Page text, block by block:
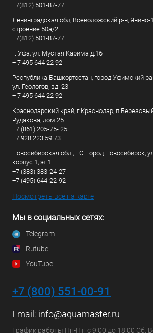
+7(812) 501-87-77
Ленинградская обл, Всеволожский р-н, Янино-
строение 50а/2
+7(812) 501-87-77
г. Уфа, ул. Мустая Карима д.16
+ 7 495 644 22 92
Республика Башкортостан, город Уфимский
ул. Геологов, зд. 23
+ 7 495 644 22 92
Краснодарский край, г Краснодар, п
Рудакова, дом 25
+7 (861) 205-75- 25
+7 928 223 59 73
Новосибирская обл., Г.О. Город Новосибирск,
корпус 1, эт.1.
+7 (383) 383-24-27
+7 (495) 644-22-92
Посмотреть все на карте
Мы в социальных сетях:
Telegram
Rutube
YouTube
+7 (800) 551-00-91
Email: info@aquamaster.ru
График работы Пн-Пт: с 9:00 до 18:00 Сб,